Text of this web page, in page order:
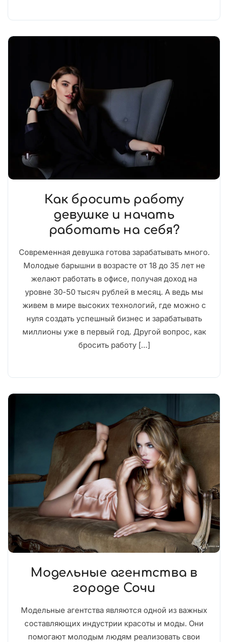
Как бросить работу
девушке и начать
работать на себя?
Современная девушка готова зарабатывать много.
Молодые барышни в возрасте от 18 до 35 лет не
желают работать в офисе, получая доход на
уровне 30-50 тысяч рублей в месяц. А ведь мы
живем в мире высоких технологий, где можно с
нуля создать успешный бизнес и зарабатывать
миллионы уже в первый год. Другой вопрос, как
бросить работу […]
Модельные агентства в
городе Сочи
Модельные агентства являются одной из важных
составляющих индустрии красоты и моды. Они
помогают молодым людям реализовать свои